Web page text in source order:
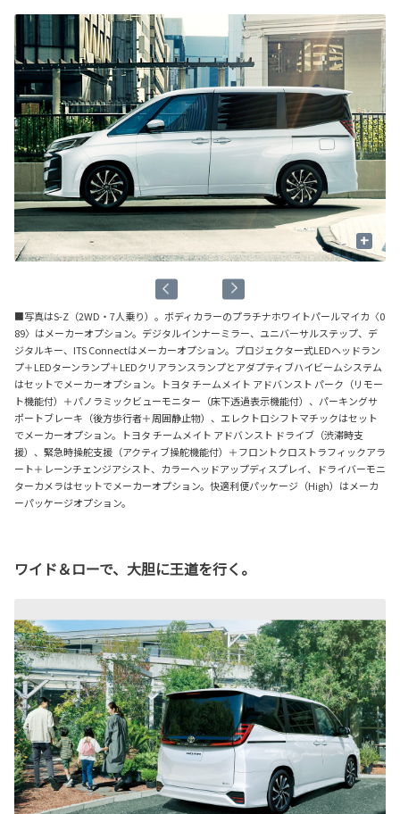
+
■写真はS-Z（2WD・7人乗り）。ボディカラーのプラチナホワイトパールマイカ〈0
89〉はメーカーオプション。デジタルインナーミラー、ユニバーサルステップ、デ
ジタルキー、ITS Connectはメーカーオプション。プロジェクター式LEDヘッドラン
プ＋LEDターンランプ＋LEDクリアランスランプとアダプティブハイビームシステム
はセットでメーカーオプション。トヨタ チームメイト アドバンスト パーク（リモー
ト機能付）＋パノラミックビューモニター（床下透過表示機能付）、パーキングサ
ポートブレーキ（後方歩行者＋周囲静止物）、エレクトロシフトマチックはセット
でメーカーオプション。トヨタ チームメイト アドバンスト ドライブ（渋滞時支
援）、緊急時操舵支援（アクティブ操舵機能付）＋フロントクロストラフィックアラ
ート＋レーンチェンジアシスト、カラーヘッドアップディスプレイ、ドライバーモニ
ターカメラはセットでメーカーオプション。快適利便パッケージ（High）はメーカ
ーパッケージオプション。
ワイド＆ローで、大胆に王道を行く。